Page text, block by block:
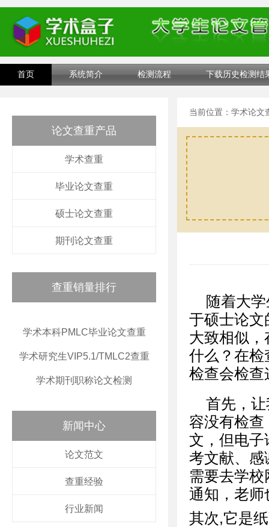
首页 系统简介 检测流程 下载历史检测结
论文查重产品
学术查重
毕业论文查重
硕士论文查重
期刊论文查重
查重销量排行
学术本科PMLC毕业论文查重
学术研究生VIP5.1/TMLC2查重
学术期刊职称论文检测
新闻中心
论文范文
查重经验
行业新闻
当前位置： 学术论文
随着大
于硕士论文
大致相似
什么？在检
检查会检查
首先，
容没有检查
文，但电子
考文献、感
需要去学
通知，老师
其次,它是